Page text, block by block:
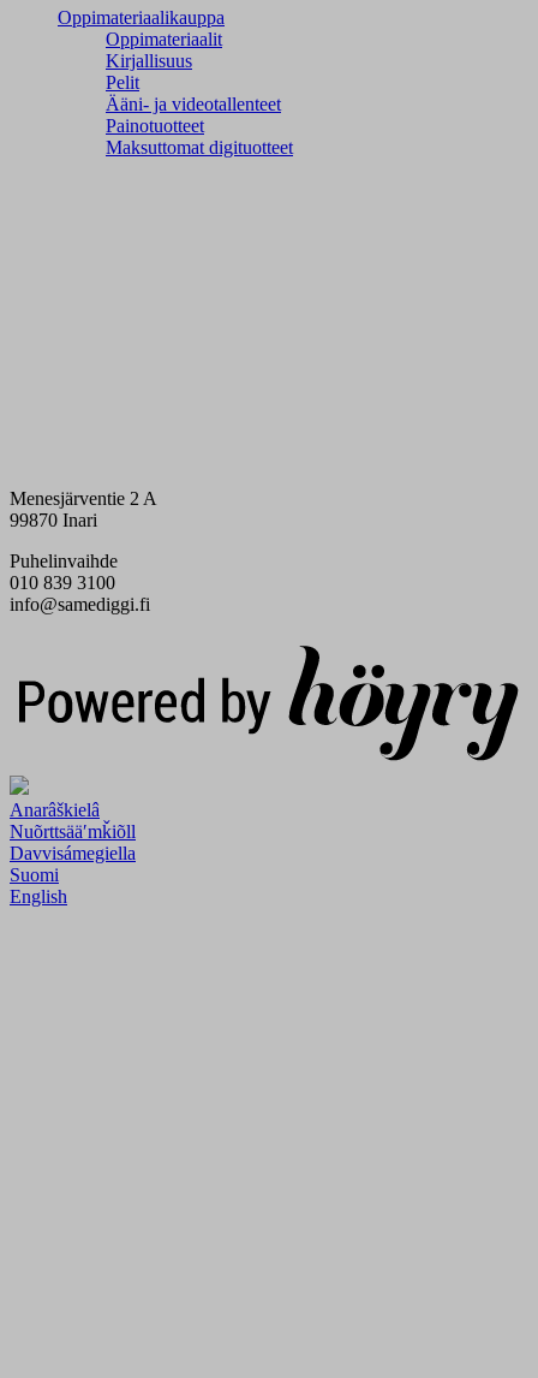
Oppimateriaalikauppa
Oppimateriaalit
Kirjallisuus
Pelit
Ääni- ja videotallenteet
Painotuotteet
Maksuttomat digituotteet
Menesjärventie 2 A
99870 Inari
Puhelinvaihde
010 839 3100
info@samediggi.fi
Anarâškielâ
Nuõrttsääʹmǩiõll
Davvisámegiella
Suomi
English